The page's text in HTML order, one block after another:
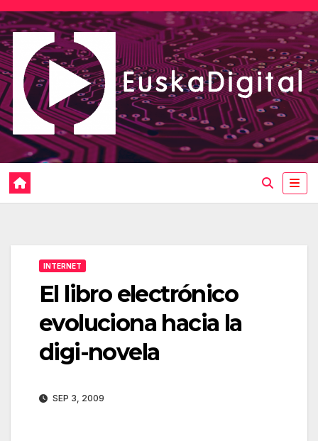
Saltar
al
contenido
INTERNET
El libro electrónico
evoluciona hacia la
digi-novela
SEP 3, 2009